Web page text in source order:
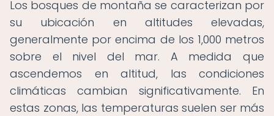
Los bosques de montaña se caracterizan por
su ubicación en altitudes elevadas,
generalmente por encima de los 1,000 metros
sobre el nivel del mar. A medida que
ascendemos en altitud, las condiciones
climáticas cambian significativamente. En
estas zonas, las temperaturas suelen ser más